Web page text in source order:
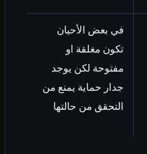
في بعض الأحيان
تكون مغلقة او
مفتوحة لكن يوجد
جدار حماية يمنع من
التحقق من حالتها